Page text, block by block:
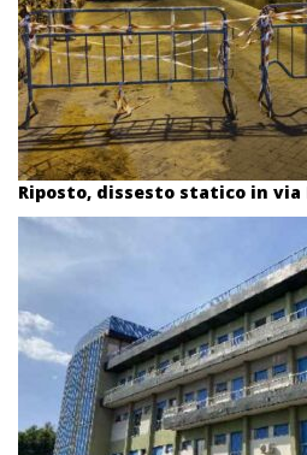
Riposto, dissesto statico in